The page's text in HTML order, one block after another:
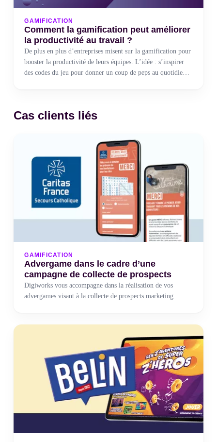
GAMIFICATION
Comment la gamification peut améliorer
la productivité au travail ?
De plus en plus d’entreprises misent sur la gamification pour
booster la productivité de leurs équipes. L’idée : s’inspirer
des codes du jeu pour donner un coup de peps au quotidien,
de manager au quotidien.
Cas clients liés
GAMIFICATION
Advergame dans le cadre d’une
campagne de collecte de prospects
Digiworks vous accompagne dans la réalisation de vos
advergames visant à la collecte de prospects marketing.